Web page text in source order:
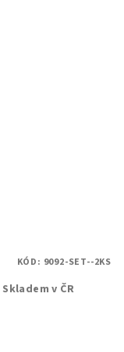
Skladem v ČR
KÓD: 9092-SET--2KS